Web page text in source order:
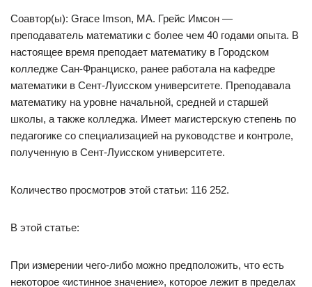
Соавтор(ы): Grace Imson, MA. Грейс Имсон —
преподаватель математики с более чем 40 годами опыта. В
настоящее время преподает математику в Городском
колледже Сан-Франциско, ранее работала на кафедре
математики в Сент-Луисском университете. Преподавала
математику на уровне начальной, средней и старшей
школы, а также колледжа. Имеет магистерскую степень по
педагогике со специализацией на руководстве и контроле,
полученную в Сент-Луисском университете.
Количество просмотров этой статьи: 116 252.
В этой статье:
При измерении чего-либо можно предположить, что есть
некоторое «истинное значение», которое лежит в пределах